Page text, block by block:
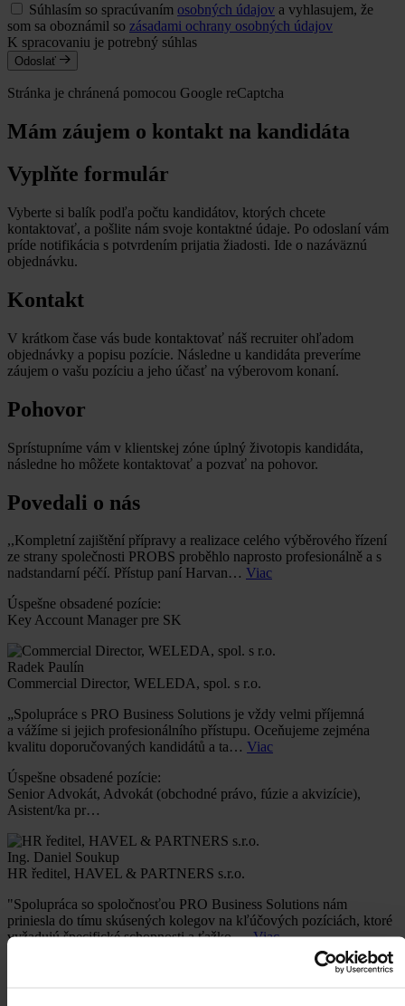
Súhlasím so spracúvaním osobných údajov a vyhlasujem, že
som sa oboznámil so zásadami ochrany osobných údajov
K spracovaniu je potrebný súhlas
Odoslať
Stránka je chránená pomocou Google reCaptcha
Mám záujem o kontakt na kandidáta
Vyplňte formulár
Vyberte si balík podľa počtu kandidátov, ktorých chcete
kontaktovať, a pošlite nám svoje kontaktné údaje. Po odoslaní vám
príde notifikácia s potvrdením prijatia žiadosti. Ide o nazáväznú
objednávku.
Kontakt
V krátkom čase vás bude kontaktovať náš recruiter ohľadom
objednávky a popisu pozície. Následne u kandidáta preveríme
záujem o vašu pozíciu a jeho účasť na výberovom konaní.
Pohovor
Sprístupníme vám v klientskej zóne úplný životopis kandidáta,
následne ho môžete kontaktovať a pozvať na pohovor.
Povedali o nás
,,Kompletní zajištění přípravy a realizace celého výběrového řízení
ze strany společnosti PROBS proběhlo naprosto profesionálně a s
nadstandarní péčí. Přístup paní Harvan… Viac
Úspešne obsadené pozície:
Key Account Manager pre SK
Radek Paulín
Commercial Director, WELEDA, spol. s r.o.
„Spolupráce s PRO Business Solutions je vždy velmi příjemná
a vážíme si jejich profesionálního přístupu. Oceňujeme zejména
kvalitu doporučovaných kandidátů a ta… Viac
Úspešne obsadené pozície:
Senior Advokát, Advokát (obchodné právo, fúzie a akvizície),
Asistent/ka pr…
Ing. Daniel Soukup
HR ředitel, HAVEL & PARTNERS s.r.o.
"Spolupráca so spoločnosťou PRO Business Solutions nám
priniesla do tímu skúsených kolegov na kľúčových pozíciách, ktoré
vyžadujú špecifické schopnosti a ťažko …Viac